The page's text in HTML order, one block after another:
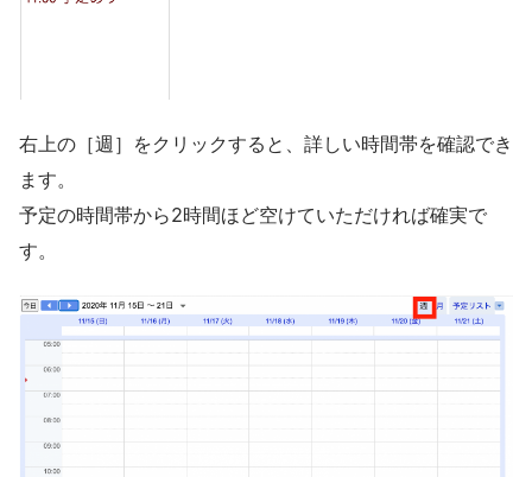
右上の［週］をクリックすると、詳しい時間帯を確認でき
ます。
予定の時間帯から2時間ほど空けていただければ確実で
す。